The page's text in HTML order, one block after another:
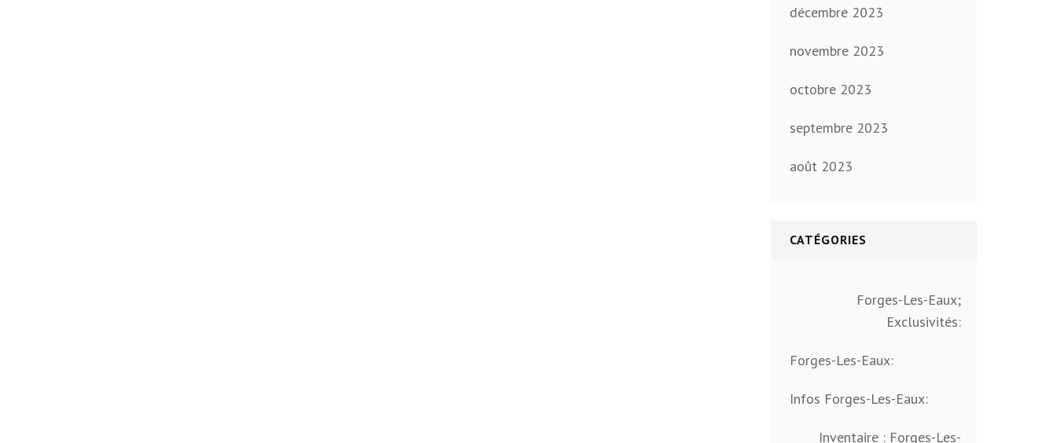
décembre 2023
novembre 2023
octobre 2023
septembre 2023
août 2023
CATÉGORIES
Forges-Les-Eaux;
Exclusivités:
Forges-Les-Eaux:
Infos Forges-Les-Eaux:
Inventaire : Forges-Les-